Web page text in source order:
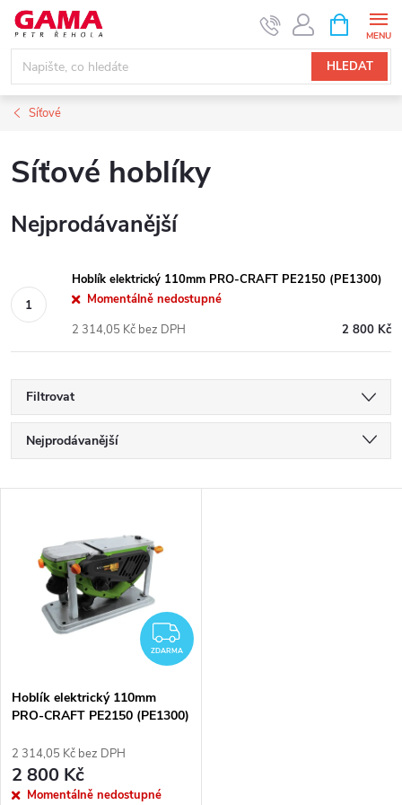
Přejít
obsah
HLEDAT
NÁKUPNÍ
KOŠÍK
Síťové
Síťové hoblíky
Nejprodávanější
Hoblík elektrický 110mm PRO-CRAFT PE2150 (PE1300)
Momentálně nedostupné
2 800 Kč
2 314,05 Kč bez DPH
Filtrovat
Ř
a
p
r
Nejprodávanější
Abecedně
s
p
r
ZDARMA
ZDARMA
Hoblík elektrický 110mm
PRO-CRAFT PE2150 (PE1300)
2 314,05 Kč bez DPH
2 800 Kč
Momentálně nedostupné